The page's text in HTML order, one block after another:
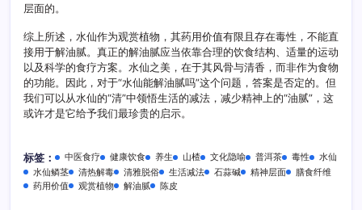
层面的。
综上所述，水仙作为观赏植物，其药用价值有限且存在毒性，不能直
接用于解油腻。真正的解油腻应当依靠合理的饮食结构、适量的运动
以及科学的食疗方案。水仙之美，在于其风骨与清香，而非作为食物
的功能。因此，对于“水仙能解油腻吗”这个问题，答案是否定的。但
我们可以从水仙的“清”中领悟生活的减法，减少精神上的“油腻”，这
或许才是它给予我们最珍贵的启示。
标签： 中医食疗 健康饮食 养生 山楂 文化隐喻 普洱茶 毒性
水仙
水仙鳞茎
清热解毒 清雅脱俗 生活减法 石蒜碱 精神层面
膳食纤维
药用价值
观赏植物 解油腻 陈皮